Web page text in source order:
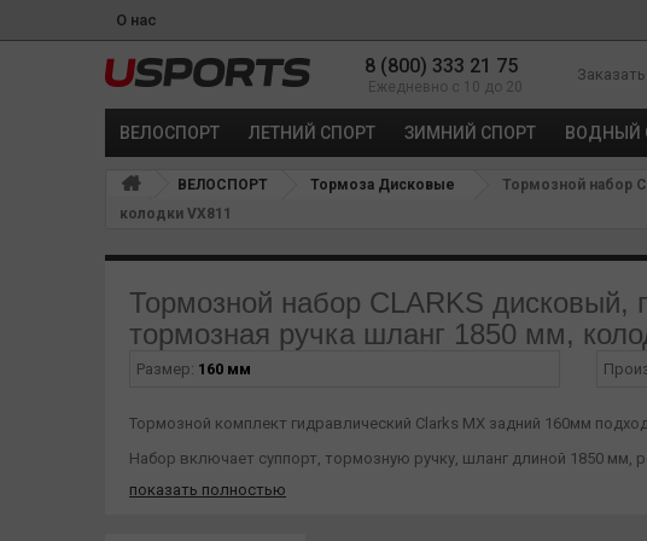
О нас
8 (800) 333 21 75
Ежедневно с 10 до 20
ВЕЛОСПОРТ ЛЕТНИЙ СПОРТ ЗИМНИЙ СПОРТ ВОДНЫЙ
ВЕЛОСПОРТ Тормоза Дисковые
Тормозной набор
колодки VX811
Тормозной набор CLARKS дисковый,
тормозная ручка шланг 1850 мм,
Размер: 160 мм
Тормозной комплект гидравлический Clarks MX задний 160мм
Набор включает суппорт, тормозную ручку, шланг длиной 1850 мм,
Гидравлический привод обеспечивает стабильное тормозное
показать полностью